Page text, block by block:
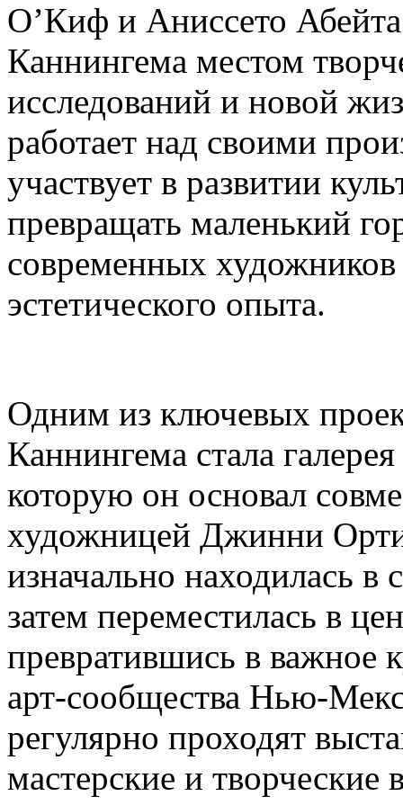
О’Киф и Аниссето
Каннингема местом
исследований и новой
работает над своими
участвует в развитии
превращать маленький
современных художников
эстетического опыта.
Одним из ключевых
Каннингема стала
которую он основал
художницей Джинни
изначально находилась в
затем переместилась в
превратившись в важное
арт-сообщества Нью-
регулярно проходят
мастерские и творческие